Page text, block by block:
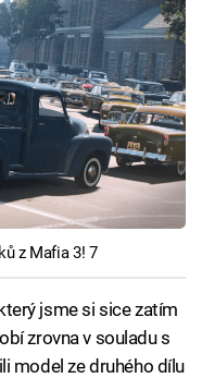
z Mafia 3! 7
jsme si sice zatím
zrovna v souladu s
model ze druhého dílu